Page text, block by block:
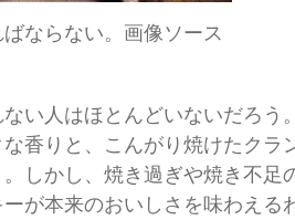
ならない。画像ソース
い人はほとんどいないだろう。
香りと、こんがり焼けたクラ
しかし、焼き過ぎや焼き不足
が本来のおいしさを味わえる